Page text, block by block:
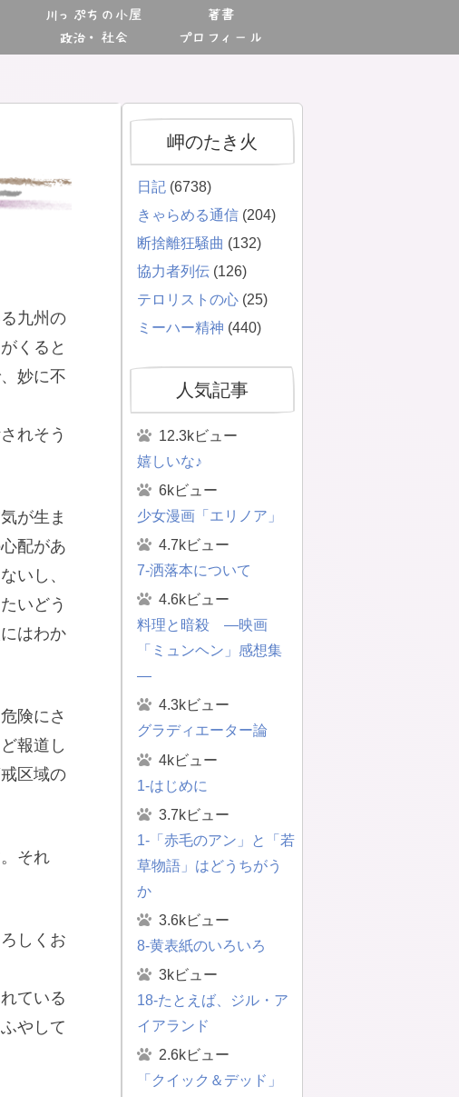
川っぷちの小屋
政治・社会
著書
プロフィール
九州の
くると
妙に不
れそう
が生ま
配があ
いし、
いどう
はわか
険にさ
報道し
区域の
それ
しくお
ている
やして
岬のたき火
日記 (6738)
きゃらめる通信 (204)
断捨離狂騒曲 (132)
協力者列伝 (126)
テロリストの心 (25)
ミーハー精神 (440)
人気記事
12.3kビュー
嬉しいな♪
6kビュー
少女漫画「エリノア」
4.7kビュー
7-洒落本について
4.6kビュー
料理と暗殺 ―映画
「ミュンヘン」感想集
―
4.3kビュー
グラディエーター論
4kビュー
1-はじめに
3.7kビュー
1-「赤毛のアン」と「若
草物語」はどうちがう
か
3.6kビュー
8-黄表紙のいろいろ
3kビュー
18-たとえば、ジル・ア
イアランド
2.6kビュー
「クイック＆デッド」